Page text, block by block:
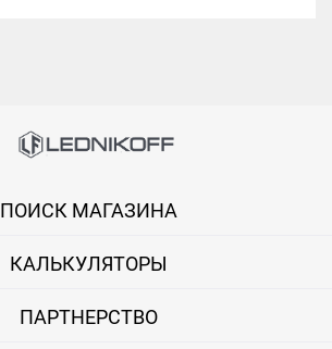
ПОИСК МАГАЗИНА
КАЛЬКУЛЯТОРЫ
ПАРТНЕРСТВО